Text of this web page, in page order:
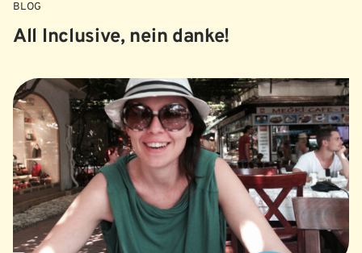
BLOG
All Inclusive, nein danke!